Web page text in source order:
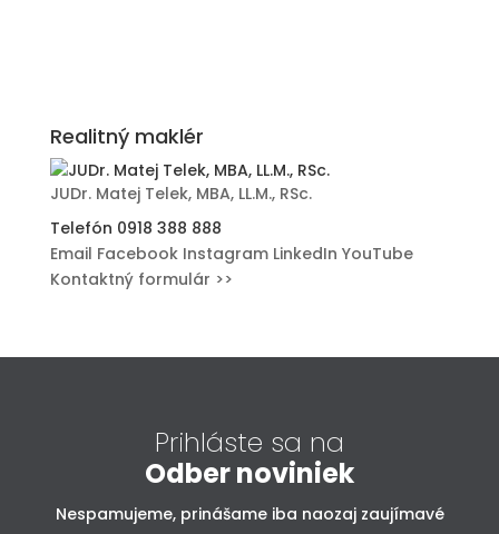
Realitný maklér
JUDr. Matej Telek, MBA, LL.M., RSc.
Telefón 0918 388 888
Email Facebook Instagram LinkedIn YouTube
Kontaktný formulár >>
Prihláste sa na
Odber noviniek
Nespamujeme, prinášame iba naozaj zaujímavé